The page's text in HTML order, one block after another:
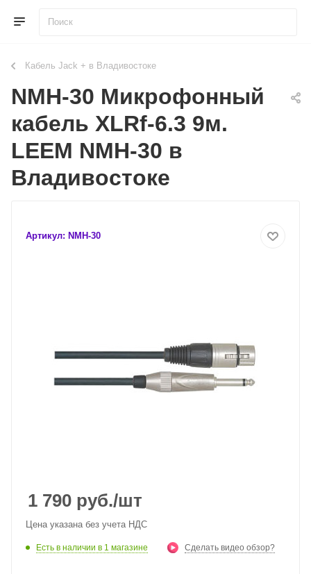
Кабель Jack + в Владивостоке
NMH-30 Микрофонный
кабель XLRf-6.3 9м.
LEEM NMH-30 в
Владивостоке
Артикул: NMH-30
1 790 руб./шт
Цена указана без учета НДС
Есть в наличии в 1 магазине Сделать видео обзор?